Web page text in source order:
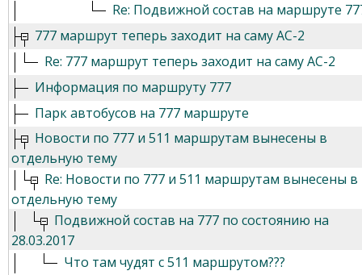
Re: Подвижной состав на маршруте
777 маршрут теперь заходит на саму АС-2
Re: 777 маршрут теперь заходит на саму АС-2
Информация по маршруту 777
Парк автобусов на 777 маршруте
Новости по 777 и 511 маршрутам вынесены в
отдельную тему
Re: Новости по 777 и 511 маршрутам вынесены в
отдельную тему
Подвижной состав на 777 по состоянию на
28.03.2017
Что там чудят с 511 маршрутом???